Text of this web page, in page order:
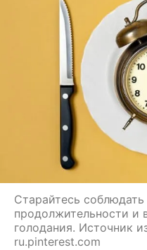
Старайтесь
продолжительности и
голодания. Источник
ru.pinterest.com